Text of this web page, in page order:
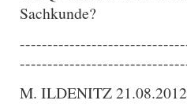
Sachkunde?
M. ILDENITZ